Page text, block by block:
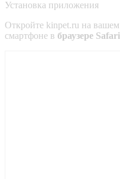
Установка приложения
Откройте kinpet.ru на вашем
смартфоне в браузере Safari